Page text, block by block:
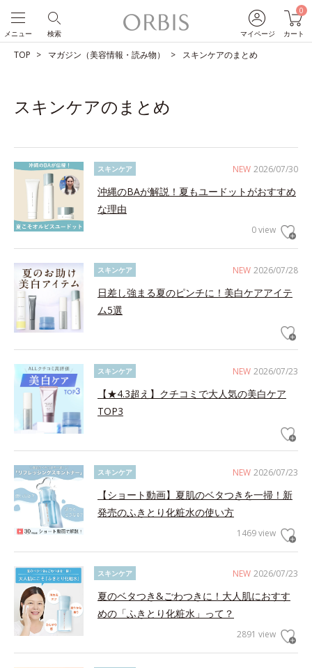
マイページ
0
カート
検索
メニュー
TOP マガジン（美容情報・読み物） スキンケアのまとめ
スキンケアのまとめ
NEW 2026/07/30
スキンケア
沖縄のBAが解説！夏もユードットがおすすめ
な理由
0 view
NEW 2026/07/28
スキンケア
日差し強まる夏のピンチに！美白ケアアイテ
ム5選
NEW 2026/07/23
スキンケア
【★4.3超え】クチコミで大人気の美白ケア
TOP3
NEW 2026/07/23
スキンケア
【ショート動画】夏肌のベタつきを一掃！新
発売のふきとり化粧水の使い方
1469 view
NEW 2026/07/23
スキンケア
夏のベタつき&ごわつきに！大人肌におすす
めの「ふきとり化粧水」って？
2891 view